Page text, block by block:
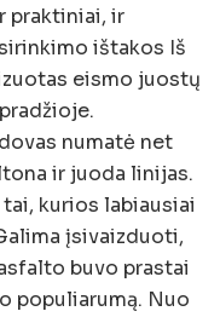
praktiniai, ir
ištakos Iš
eismo juostų
numatė net
ir juoda linijas.
kurios labiausiai
įsivaizduoti,
buvo prastai
populiarumą. Nuo